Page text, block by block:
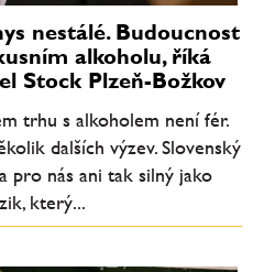
nestálé. Budoucnost
alkoholu, říká
Stock Plzeň-Božkov
trhu s alkoholem není fér.
dalších výzev. Slovenský
pro nás ani tak silný jako
který...